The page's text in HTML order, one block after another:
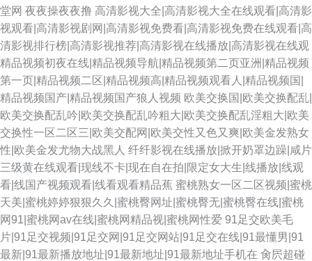
堂网 夜夜操夜夜撸 高清影视大全|高清影视大全在线观看|高清影
视观看|高清影视剧网|高清影视免费看|高清影视免费在线观看|高
清影视排行榜|高清影视推荐|高清影视在线播放|高清影视在线观
精品视频初夜在线|精品视频导航|精品视频第二页亚洲|精品视频
第一页|精品视频二区|精品视频高|精品视频观看人|精品视频国|
精品视频国产|精品视频国产狼人视频 欧美交换国|欧美交换配乱|
欧美交换配乱吟|欧美交换配乱吟粗大|欧美交换配乱淫粗大|欧美
交换性一区二区三|欧美交配网|欧美交性又色又爽|欧美金发熟女
性|欧美金发尤物大战黑人 纤纤影视在线播放|掀开奶罩边躁|咸片
三级黄在线观看|现线不卡|现在自在拍|限定女大生|线播放|线观
看|线国产视频观看|线看观看精品蕉 蜜桃熟女一区二区视频|蜜桃
天美|蜜桃婷婷狠狠久久|蜜桃臀网址|蜜桃臀无|蜜桃臀在线|蜜桃
网91|蜜桃网av在线|蜜桃网精品视|蜜桃网性爱 91足交欧美毛
片|91足交视频|91足交网|91足交网站|91足交在线|91最懂男|91
最新|91最新播放地址|91最新地址|91最新地址手机在 肏屄超碰